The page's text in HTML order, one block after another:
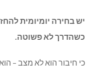
יש בחירה יומיומית
כשהדרך לא פשוטה.
כי חיבור הוא לא מצב –